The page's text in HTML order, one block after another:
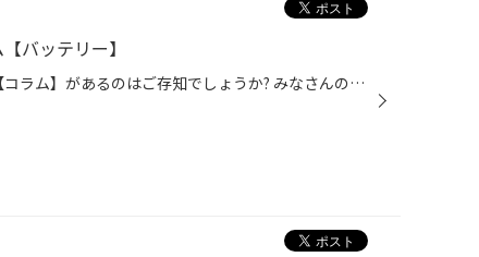
バッテリー】
コクピット・タイヤ館のサイトに【コラム】があるのはご存知でしょうか? みなさんのおクルマのお悩みやタイヤに関するコラム記事を掲載しております。 この度は、今の時期にトラブルが多い、『バッテリー』に関して、記事を掲載いたしました。 点検や交換のタイミング、基礎的な知識まで、幅広く掲...